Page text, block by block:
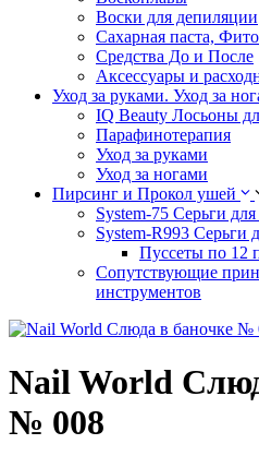
Воски для депиляции
Сахарная паста,
Средства До и После
Аксессуары и
Уход за руками. Уход за
IQ Beauty Лосьоны
Парафинотерапия
Уход за руками
Уход за ногами
Пирсинг и Прокол ушей
System-75 Серьги
System-R993 Серьги
Пуссеты по 12
Cопутствующие
инструментов
Nail World
№ 008